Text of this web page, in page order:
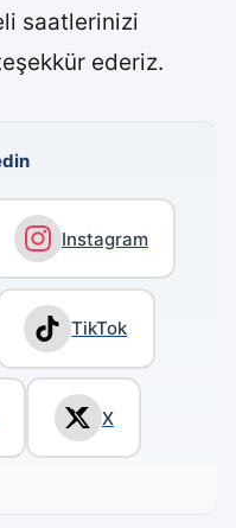
saatlerinizi
ederiz.
Instagram
TikTok
X